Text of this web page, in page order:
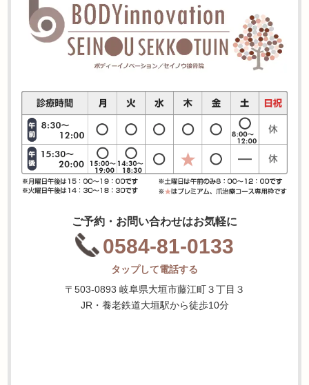
ご予約・お問い合わせはお気軽に
0584-81-0133
タップして電話する
〒503-0893 岐阜県大垣市藤江町３丁目３
JR・養老鉄道大垣駅から徒歩10分